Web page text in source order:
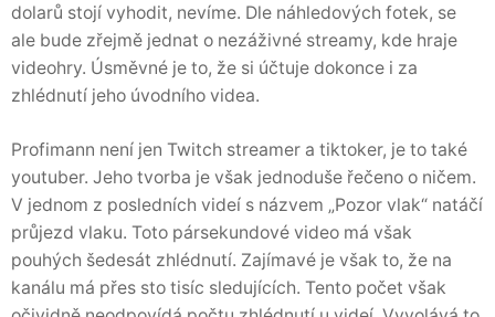
dolarů stojí vyhodit, nevíme. Dle náhledových fotek, se
ale bude zřejmě jednat o nezáživné streamy, kde hraje
videohry. Úsměvné je to, že si účtuje dokonce i za
zhlédnutí jeho úvodního videa.
Profimann není jen Twitch streamer a tiktoker, je to také
youtuber. Jeho tvorba je však jednoduše řečeno o ničem.
V jednom z posledních videí s názvem „Pozor vlak“ natáčí
průjezd vlaku. Toto pársekundové video má však
pouhých šedesát zhlédnutí. Zajímavé je však to, že na
kanálu má přes sto tisíc sledujících. Tento počet však